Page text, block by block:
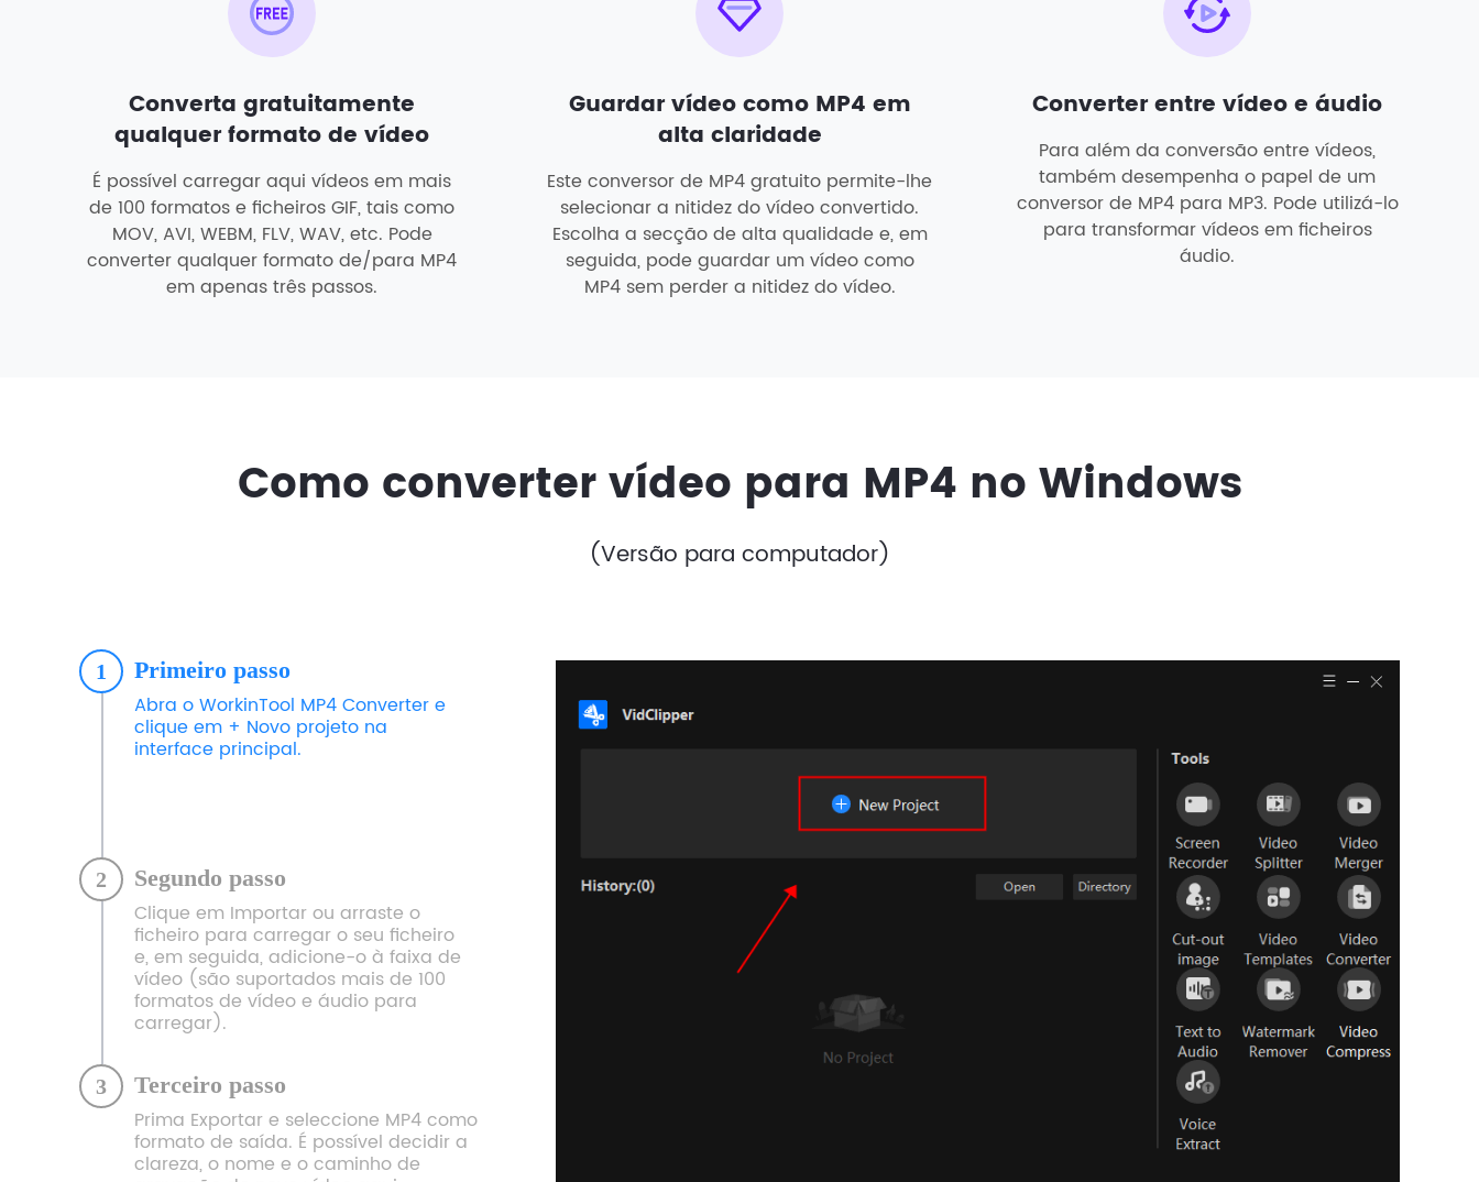
Converta gratuitamente
qualquer formato de vídeo
É possível carregar aqui vídeos em mais
de 100 formatos e ficheiros GIF, tais como
MOV, AVI, WEBM, FLV, WAV, etc. Pode
converter qualquer formato de/para MP4
em apenas três passos.
Guardar vídeo como MP4 em
alta claridade
Este conversor de MP4 gratuito permite-lhe
selecionar a nitidez do vídeo convertido.
Escolha a secção de alta qualidade e, em
seguida, pode guardar um vídeo como
MP4 sem perder a nitidez do vídeo.
Converter entre vídeo e áudio
Para além da conversão entre vídeos,
também desempenha o papel de um
conversor de MP4 para MP3. Pode utilizá-lo
para transformar vídeos em ficheiros
áudio.
Como converter vídeo para MP4 no Windows
(Versão para computador)
1 Primeiro passo
Abra o WorkinTool MP4 Converter e
clique em + Novo projeto na
interface principal.
2 Segundo passo
Clique em Importar ou arraste o
ficheiro para carregar o seu ficheiro
e, em seguida, adicione-o à faixa de
vídeo (são suportados mais de 100
formatos de vídeo e áudio para
carregar).
3 Terceiro passo
Prima Exportar e seleccione MP4 como
formato de saída. É possível decidir a
clareza, o nome e o caminho de